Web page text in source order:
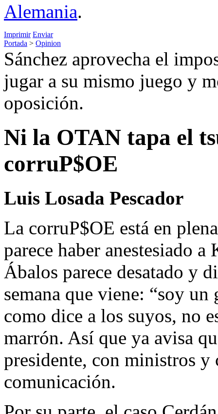
Alemania.
Imprimir Enviar
Portada > Opinion
Sánchez aprovecha el
jugar a su mismo juego y
oposición.
Ni la OTAN tapa el
corruP$OE
Luis Losada Pescador
La corruP$OE está en
parece haber anestesiado
Ábalos parece desatado y
semana que viene: “soy
como dice a los suyos, no
marrón. Así que ya avisa
presidente, con ministros y
comunicación.